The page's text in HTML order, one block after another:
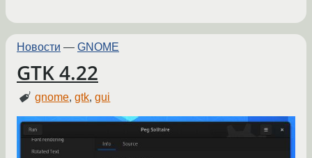
Новости — GNOME
GTK 4.22
gnome,gtk,gui